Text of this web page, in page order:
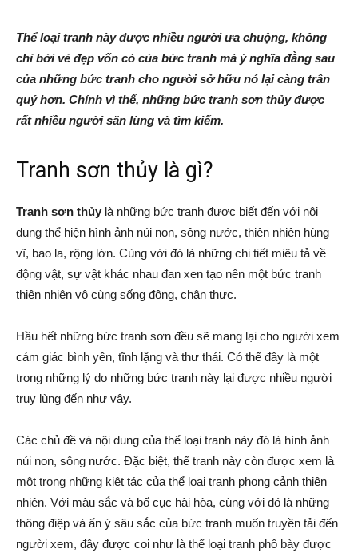
Thể loại tranh này được nhiều người ưa chuộng, không
chỉ bởi vẻ đẹp vốn có của bức tranh mà ý nghĩa đằng sau
của những bức tranh cho người sở hữu nó lại càng trân
quý hơn. Chính vì thế, những bức tranh sơn thủy được
rất nhiều người săn lùng và tìm kiếm.
Tranh sơn thủy là gì?
Tranh sơn thủy là những bức tranh được biết đến với nội
dung thể hiện hình ảnh núi non, sông nước, thiên nhiên hùng
vĩ, bao la, rộng lớn. Cùng với đó là những chi tiết miêu tả về
động vật, sự vật khác nhau đan xen tạo nên một bức tranh
thiên nhiên vô cùng sống động, chân thực.
Hầu hết những bức tranh sơn đều sẽ mang lại cho người xem
cảm giác bình yên, tĩnh lặng và thư thái. Có thể đây là một
trong những lý do những bức tranh này lại được nhiều người
truy lùng đến như vậy.
Các chủ đề và nội dung của thể loại tranh này đó là hình ảnh
núi non, sông nước. Đặc biệt, thể tranh này còn được xem là
một trong những kiệt tác của thể loại tranh phong cảnh thiên
nhiên. Với màu sắc và bố cục hài hòa, cùng với đó là những
thông điệp và ẩn ý sâu sắc của bức tranh muốn truyền tải đến
người xem, đây được coi như là thể loại tranh phô bày được